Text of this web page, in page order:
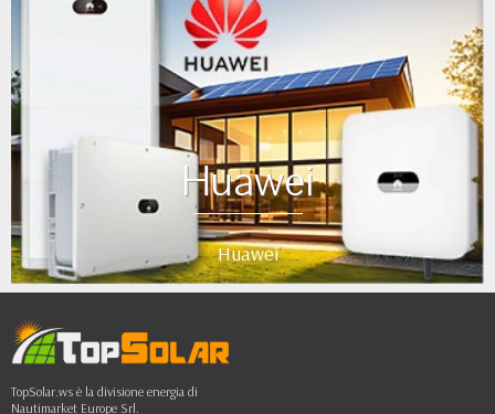
Huawei
Huawei
TopSolar.ws è la divisione energia di
Nautimarket Europe Srl.